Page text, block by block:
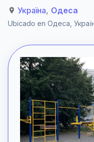
Україна, Одеса
Ubicado en Одеса